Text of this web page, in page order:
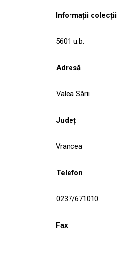
Informații colecții
5601 u.b.
Adresă
Valea Sării
Județ
Vrancea
Telefon
0237/671010
Fax